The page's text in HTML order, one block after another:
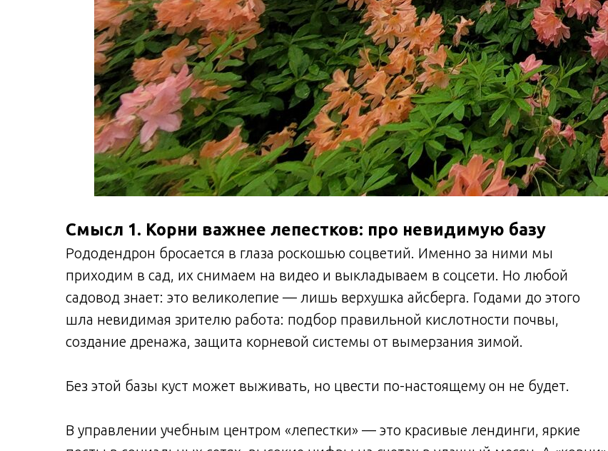
Смысл 1. Корни важнее лепестков: про невидимую базу
Рододендрон бросается в глаза роскошью соцветий. Именно за ними мы
приходим в сад, их снимаем на видео и выкладываем в соцсети. Но любой
садовод знает: это великолепие — лишь верхушка айсберга. Годами до этого
шла невидимая зрителю работа: подбор правильной кислотности почвы,
создание дренажа, защита корневой системы от вымерзания зимой.
Без этой базы куст может выживать, но цвести по-настоящему он не будет.
В управлении учебным центром «лепестки» — это красивые лендинги, яркие